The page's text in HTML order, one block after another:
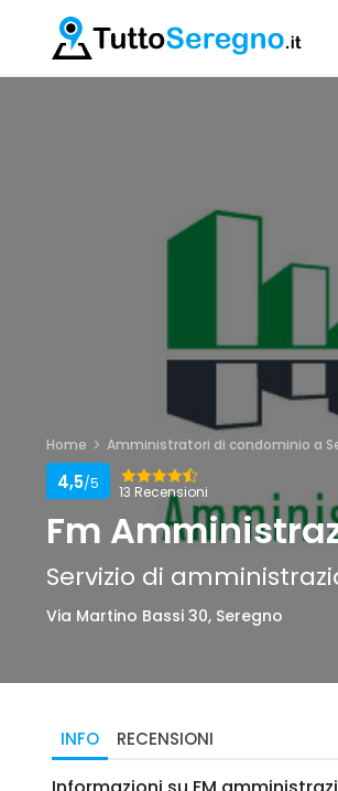
Home Amministratori di condominio a
13 Recensioni
4,5/5
Fm
Servizio di
Via Martino Bassi 30, Seregno
INFO RECENSIONI